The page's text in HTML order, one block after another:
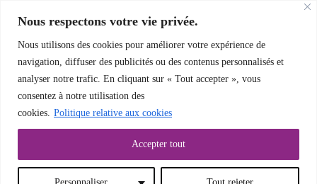
Nous respectons votre vie privée.
Nous utilisons des cookies pour améliorer votre expérience de
navigation, diffuser des publicités ou des contenus personnalisés et
analyser notre trafic. En cliquant sur « Tout accepter », vous
consentez à notre utilisation des
cookies. Politique relative aux cookies
Personnaliser Tout rejeter
Accepter tout
LE MENU